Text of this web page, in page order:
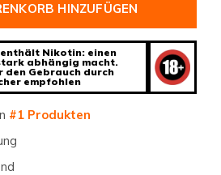
HINZUFÜGEN
Nikotin: einen
abhängig macht.
den Gebrauch durch
empfohlen
#1 Produkten